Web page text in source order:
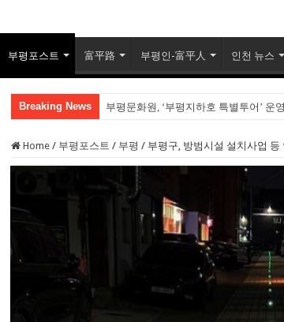
부평포스트 富平路 부평인-富平人 인천 뉴스
Breaking News 부평문화원, ‘부평지하호 특별투어’ 운영
손가락만 보고 달을 놓치는 검찰개혁 논
Home / 부평포스트 / 부평 / 부평구, 방범시설 설치사업